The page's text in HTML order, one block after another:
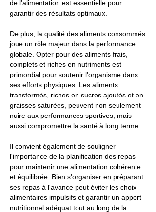
de l'alimentation est essentielle pour
garantir des résultats optimaux.
De plus, la qualité des aliments consommés
joue un rôle majeur dans la performance
globale. Opter pour des aliments frais,
complets et riches en nutriments est
primordial pour soutenir l'organisme dans
ses efforts physiques. Les aliments
transformés, riches en sucres ajoutés et en
graisses saturées, peuvent non seulement
nuire aux performances sportives, mais
aussi compromettre la santé à long terme.
Il convient également de souligner
l'importance de la planification des repas
pour maintenir une alimentation cohérente
et équilibrée. Bien s'organiser en préparant
ses repas à l'avance peut éviter les choix
alimentaires impulsifs et garantir un apport
nutritionnel adéquat tout au long de la